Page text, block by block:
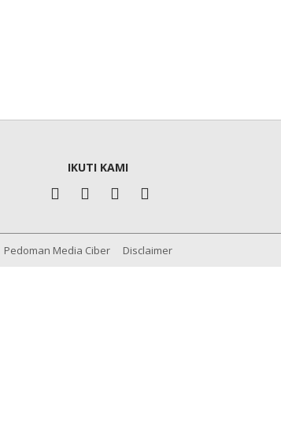
IKUTI KAMI
Pedoman Media Ciber Disclaimer